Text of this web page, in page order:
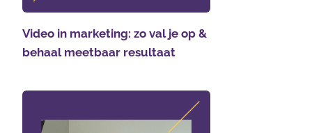
Video in marketing: zo val je op &
behaal meetbaar resultaat